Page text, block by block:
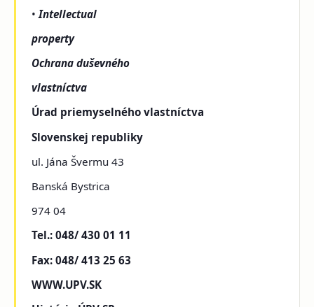
•Intellectual
property
Ochrana duševného
vlastníctva
Úrad priemyselného vlastníctva
Slovenskej republiky
ul. Jána Švermu 43
Banská Bystrica
974 04
Tel.: 048/ 430 01 11
Fax: 048/ 413 25 63
WWW.UPV.SK